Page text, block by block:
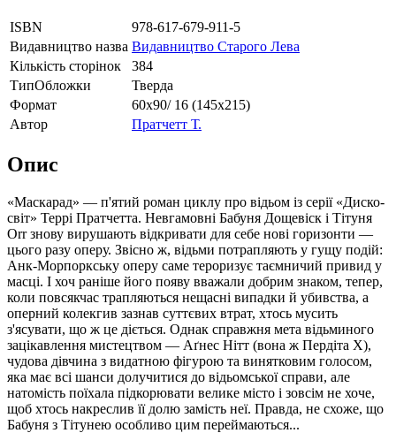
ISBN
978-617-679-911-5
Видавництво назва Видавництво Старого Лева
Кількість сторінок
384
ТипОбложки
Тверда
Формат
60х90/ 16 (145х215)
Автор
Пратчетт Т.
Опис
«Маскарад» — п'ятий роман циклу про відьом із серії «Диско-
світ» Террі Пратчетта. Невгамовні Бабуня Дощевіск і Тітуня
Orr знову вирушають відкривати для себе нові горизонти —
цього разу оперу. Звісно ж, відьми потрапляють у гущу подій:
Анк-Морпоркську оперу саме тероризує таємничий привид у
масці. І хоч раніше його появу вважали добрим знаком, тепер,
коли повсякчас трапляються нещасні випадки й убивства, а
оперний колекгив зазнав суттєвих втрат, хтось мусить
з'ясувати, що ж це діється. Однак справжня мета відьминого
зацікавлення мистецтвом — Аґнес Нітт (вона ж Пердіта X),
чудова дівчина з видатною фігурою та винятковим голосом,
яка має всі шанси долучитися до відьомської справи, але
натомість поїхала підкорювати велике місто і зовсім не хоче,
щоб хтось накреслив її долю замість неї. Правда, не схоже, що
Бабуня з Тітунею особливо цим переймаються...